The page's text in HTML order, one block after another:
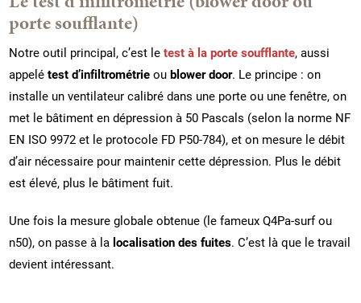
porte soufflante)
Notre outil principal, c’est letest à la porte soufflante, aussi
appelétest d’infiltrométrie oublower door. Le principe : on
installe un ventilateur calibré dans une porte ou une fenêtre, on
met le bâtiment en dépression à 50 Pascals (selon la norme NF
EN ISO 9972 et le protocole FD P50-784), et on mesure le débit
d’air nécessaire pour maintenir cette dépression. Plus le débit
est élevé, plus le bâtiment fuit.
Une fois la mesure globale obtenue (le fameux Q4Pa-surf ou
n50), on passe à la localisation des fuites. C’est là que le travail
devient intéressant.